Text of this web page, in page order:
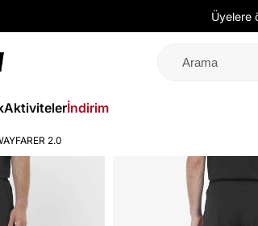
Üyelere
Aktivitelerİndirim
2.0